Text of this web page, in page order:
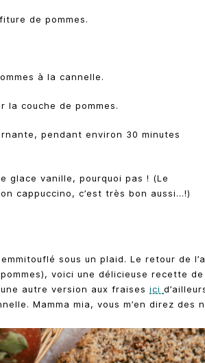
de pommes.
à la cannelle.
la couche de pommes.
pendant environ 30 minutes
glace vanille, pourquoi pas ! (Le
cappuccino, c’est très bon aussi…!)
sous un plaid. Le retour de
voici une délicieuse recette
autre version aux fraises ici
Mamma mia, vous m’en direz des